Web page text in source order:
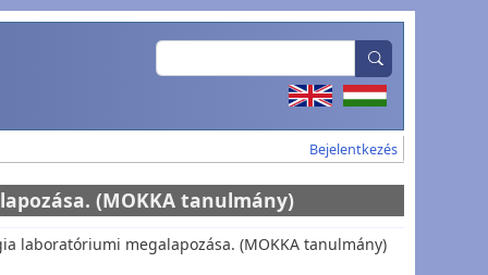
Search
User account
Bejelentkezés
(MOKKA tanulmány)
laboratóriumi megalapozása. (MOKKA tanulmány)